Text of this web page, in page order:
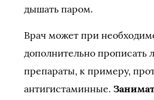
дышать паром.
Врач может при
дополнительно прописать
препараты, к примеру,
антигистаминные.